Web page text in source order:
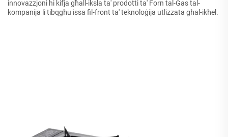
innovazzjoni hi kifja għall-iksla ta' prodotti ta' Forn tal-Gas tal-
kompanija li tibqgħu issa fil-front ta' teknoloġija utlizzata għal-ikħel.